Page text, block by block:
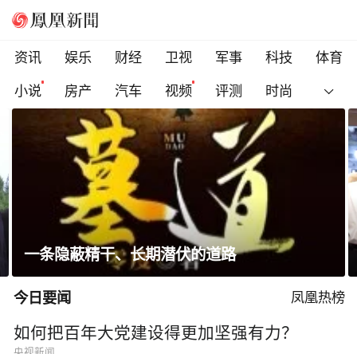
资讯 娱乐 财经 卫视 军事 科技
体育
小说
房产 汽车 视频 评测 时尚
省长走进沿街店铺、网红打卡点，与游客交流
今日要闻 凤凰热榜
如何把百年大党建设得更加坚强有力？